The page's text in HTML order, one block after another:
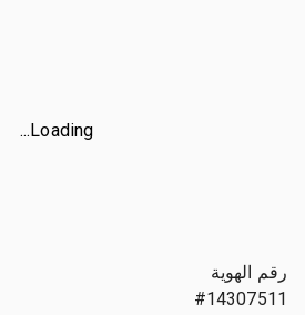
Loading...
رقم الهوية
#14307511